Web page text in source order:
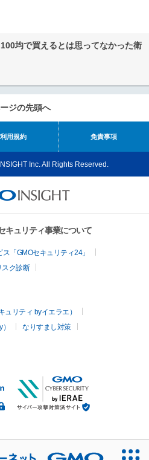
均で買えるとは思ってなかった衛
ジの先頭へ
利用規約 免責事項
Inc. All Rights Reserved.
キュリティ事業について
「GMOセキュリティ24」
スク診断
リティ byイエラエ）
なりすまし対策